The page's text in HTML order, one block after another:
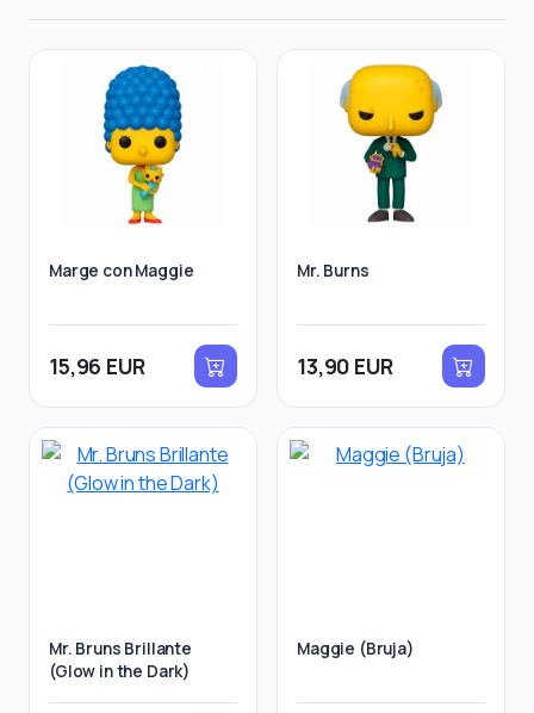
Marge con Maggie
15,96 EUR
Mr. Burns
13,90 EUR
Mr. Bruns Brillante
(Glow in the Dark)
Maggie (Bruja)